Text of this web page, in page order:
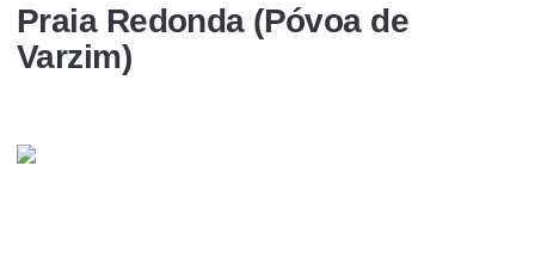
Praia Redonda (Póvoa de
Varzim)